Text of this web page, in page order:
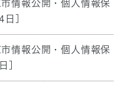
報公開・個人情報保
日]
報公開・個人情報保
]